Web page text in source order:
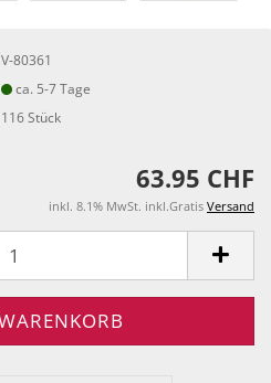
V-80361
ca. 5-7 Tage
116Stück
63.95 CHF
inkl. 8.1% MwSt. inkl.Gratis Versand